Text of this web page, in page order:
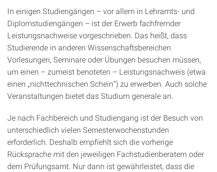
In einigen Studiengängen – vor allem in Lehramts- und
Diplomstudiengängen – ist der Erwerb fachfremder
Leistungsnachweise vorgeschrieben. Das heißt, dass
Studierende in anderen Wissenschaftsbereichen
Vorlesungen, Seminare oder Übungen besuchen müssen,
um einen – zumeist benoteten – Leistungsnachweis (etwa
einen „nichttechnischen Schein“) zu erwerben. Auch solche
Veranstaltungen bietet das Studium generale an.
Je nach Fachbereich und Studiengang ist der Besuch von
unterschiedlich vielen Semesterwochenstunden
erforderlich. Deshalb empfiehlt sich die vorherige
Rücksprache mit den jeweiligen Fachstudienberatern oder
dem Prüfungsamt. Nur dann ist gewährleistet, dass die